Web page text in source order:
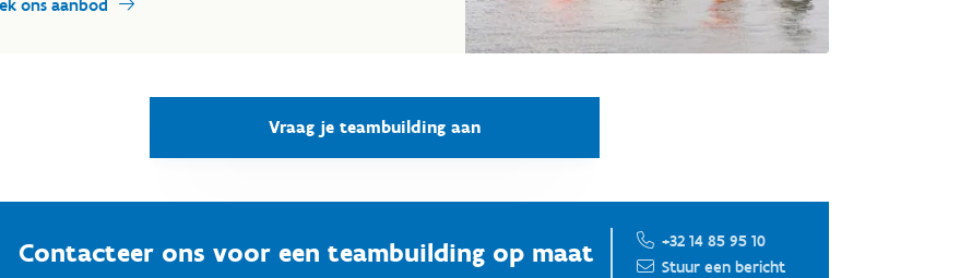
ons aanbod
Vraag je teambuilding aan
Contacteer ons voor een teambuilding op maat
+32 14 85 95 10
Stuur een bericht